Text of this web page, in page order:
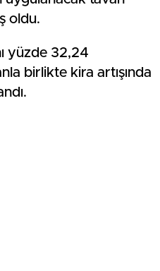
oldu.
yüzde 32,24
birlikte kira artışında